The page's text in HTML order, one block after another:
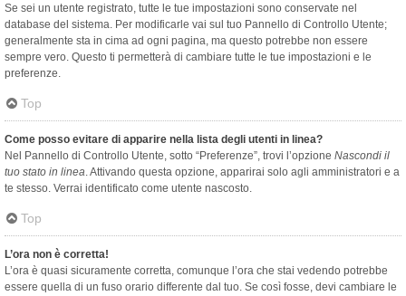
Se sei un utente registrato, tutte le tue impostazioni sono conservate nel
database del sistema. Per modificarle vai sul tuo Pannello di Controllo Utente;
generalmente sta in cima ad ogni pagina, ma questo potrebbe non essere
sempre vero. Questo ti permetterà di cambiare tutte le tue impostazioni e le
preferenze.
Top
Come posso evitare di apparire nella lista degli utenti in linea?
Nel Pannello di Controllo Utente, sotto “Preferenze”, trovi l’opzione Nascondi il
tuo stato in linea. Attivando questa opzione, apparirai solo agli amministratori e a
te stesso. Verrai identificato come utente nascosto.
Top
L’ora non è corretta!
L’ora è quasi sicuramente corretta, comunque l’ora che stai vedendo potrebbe
essere quella di un fuso orario differente dal tuo. Se così fosse, devi cambiare le